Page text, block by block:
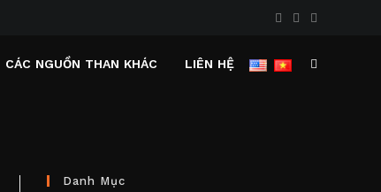
CÁC NGUỒN THAN KHÁC LIÊN HỆ TOGGLE
Danh Mục